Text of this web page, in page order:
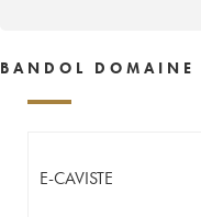
BANDOL DOMAINE
E-CAVISTE